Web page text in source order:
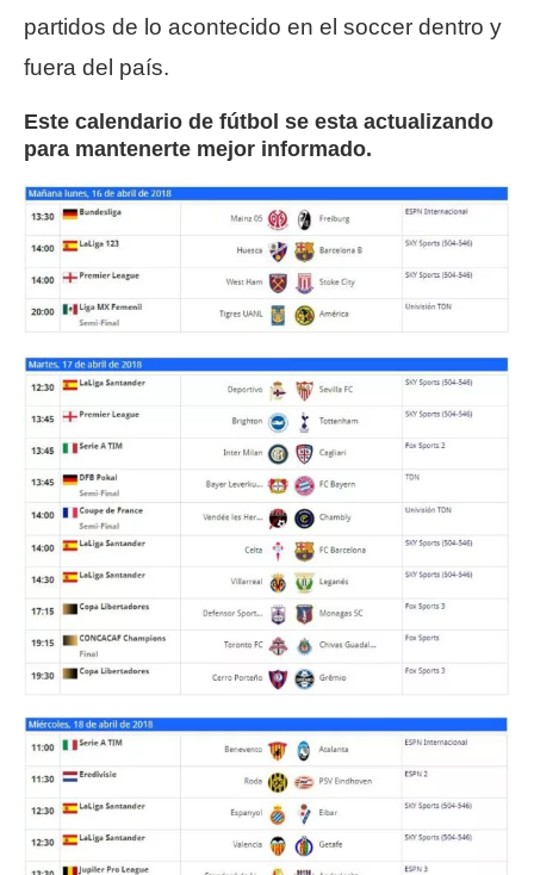
partidos de lo acontecido en el soccer dentro y
fuera del país.
Este calendario de fútbol se esta actualizando
para mantenerte mejor informado.